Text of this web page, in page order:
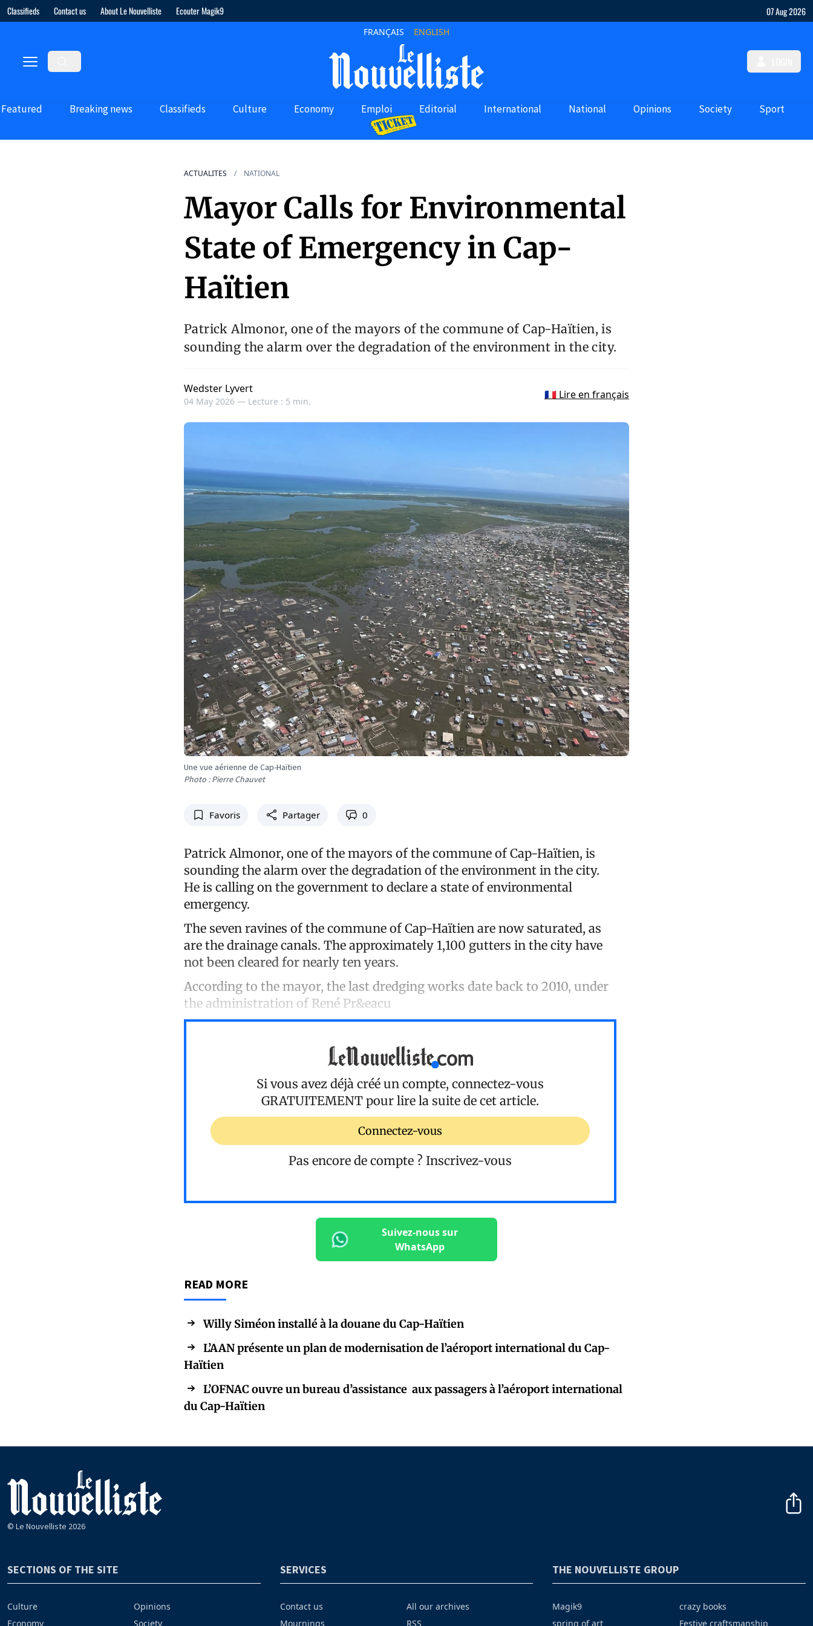
Classifieds Contact us About Le Nouvelliste Ecouter Magik9 07 Aug 2026
FRANÇAIS ENGLISH
Featured Breaking news Classifieds Culture Economy Emploi Editorial International National Opinions Society Sport
ACTUALITES NATIONAL
Mayor Calls for Environmental
State of Emergency in Cap-
Haïtien
Patrick Almonor, one of the mayors of the commune of Cap-Haïtien, is
sounding the alarm over the degradation of the environment in the city.
Wedster Lyvert
04 May 2026 — Lecture : 5 min.
🇫🇷 Lire en français
Une vue aérienne de Cap-Haïtien
Photo : Pierre Chauvet
Favoris Partager 0
Patrick Almonor, one of the mayors of the commune of Cap-Haïtien, is
sounding the alarm over the degradation of the environment in the city.
He is calling on the government to declare a state of environmental
emergency.
The seven ravines of the commune of Cap-Haïtien are now saturated, as
are the drainage canals. The approximately 1,100 gutters in the city have
not been cleared for nearly ten years.
According to the mayor, the last dredging works date back to 2010, under
the administration of René Pr&eacu
Si vous avez déjà créé un compte, connectez-vous
GRATUITEMENT pour lire la suite de cet article.
Connectez-vous
Pas encore de compte ? Inscrivez-vous
Suivez-nous sur
WhatsApp
READ MORE
Willy Siméon installé à la douane du Cap-Haïtien
L’AAN présente un plan de modernisation de l’aéroport international du Cap-
Haïtien
L’OFNAC ouvre un bureau d’assistance aux passagers à l’aéroport international
du Cap-Haïtien
© Le Nouvelliste 2026
SECTIONS OF THE SITE
Culture
Economy
Opinions
Society
SERVICES
Contact us
Mournings
All our archives
RSS
THE NOUVELLISTE GROUP
Magik9
spring of art
crazy books
Festive craftsmanship